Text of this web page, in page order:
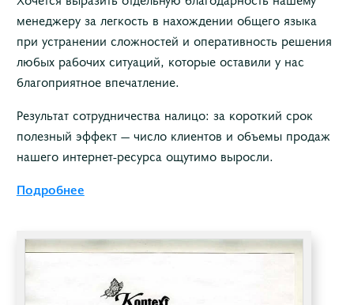
менеджеру за легкость в нахождении общего языка
при устранении сложностей и оперативность решения
любых рабочих ситуаций, которые оставили у нас
благоприятное впечатление.
Результат сотрудничества налицо: за короткий срок
полезный эффект — число клиентов и объемы продаж
нашего интернет-ресурса ощутимо выросли.
Подробнее